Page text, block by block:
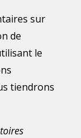
sur
de
le
tiendrons